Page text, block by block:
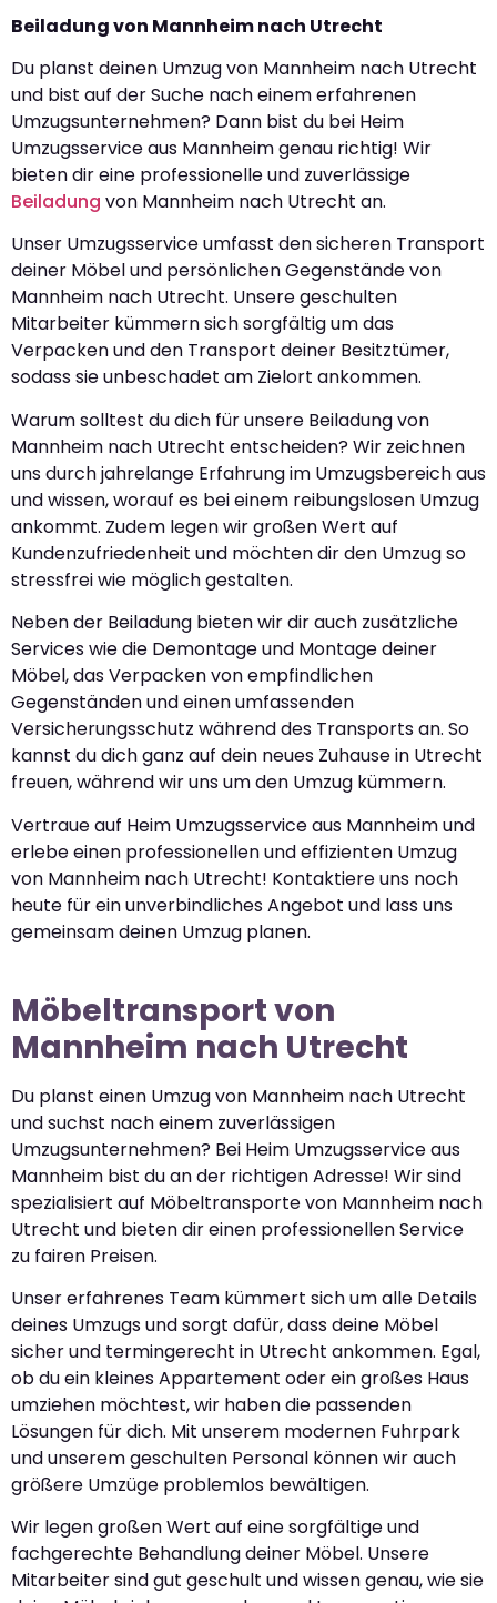
Beiladung von Mannheim nach Utrecht
Du planst deinen Umzug von Mannheim nach Utrecht
und bist auf der Suche nach einem erfahrenen
Umzugsunternehmen? Dann bist du bei Heim
Umzugsservice aus Mannheim genau richtig! Wir
bieten dir eine professionelle und zuverlässige
Beiladung von Mannheim nach Utrecht an.
Unser Umzugsservice umfasst den sicheren Transport
deiner Möbel und persönlichen Gegenstände von
Mannheim nach Utrecht. Unsere geschulten
Mitarbeiter kümmern sich sorgfältig um das
Verpacken und den Transport deiner Besitztümer,
sodass sie unbeschadet am Zielort ankommen.
Warum solltest du dich für unsere Beiladung von
Mannheim nach Utrecht entscheiden? Wir zeichnen
uns durch jahrelange Erfahrung im Umzugsbereich aus
und wissen, worauf es bei einem reibungslosen Umzug
ankommt. Zudem legen wir großen Wert auf
Kundenzufriedenheit und möchten dir den Umzug so
stressfrei wie möglich gestalten.
Neben der Beiladung bieten wir dir auch zusätzliche
Services wie die Demontage und Montage deiner
Möbel, das Verpacken von empfindlichen
Gegenständen und einen umfassenden
Versicherungsschutz während des Transports an. So
kannst du dich ganz auf dein neues Zuhause in Utrecht
freuen, während wir uns um den Umzug kümmern.
Vertraue auf Heim Umzugsservice aus Mannheim und
erlebe einen professionellen und effizienten Umzug
von Mannheim nach Utrecht! Kontaktiere uns noch
heute für ein unverbindliches Angebot und lass uns
gemeinsam deinen Umzug planen.
Möbeltransport von
Mannheim nach Utrecht
Du planst einen Umzug von Mannheim nach Utrecht
und suchst nach einem zuverlässigen
Umzugsunternehmen? Bei Heim Umzugsservice aus
Mannheim bist du an der richtigen Adresse! Wir sind
spezialisiert auf Möbeltransporte von Mannheim nach
Utrecht und bieten dir einen professionellen Service
zu fairen Preisen.
Unser erfahrenes Team kümmert sich um alle Details
deines Umzugs und sorgt dafür, dass deine Möbel
sicher und termingerecht in Utrecht ankommen. Egal,
ob du ein kleines Appartement oder ein großes Haus
umziehen möchtest, wir haben die passenden
Lösungen für dich. Mit unserem modernen Fuhrpark
und unserem geschulten Personal können wir auch
größere Umzüge problemlos bewältigen.
Wir legen großen Wert auf eine sorgfältige und
fachgerechte Behandlung deiner Möbel. Unsere
Mitarbeiter sind gut geschult und wissen genau, wie sie